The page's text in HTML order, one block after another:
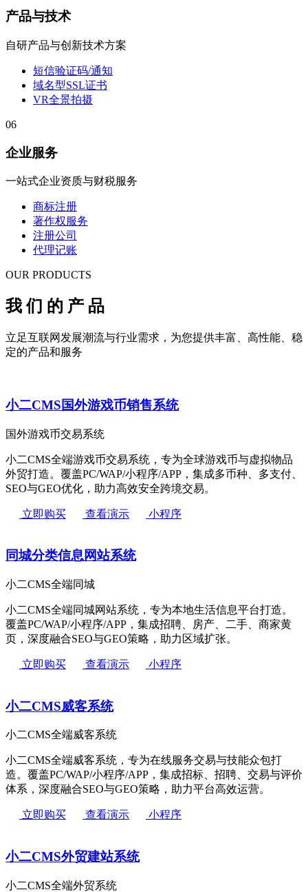
产品与技术
自研产品与创新技术方案
短信验证码/通知
域名型SSL证书
VR全景拍摄
06
企业服务
一站式企业资质与财税服务
商标注册
著作权服务
注册公司
代理记账
OUR PRODUCTS
我 们 的 产 品
立足互联网发展潮流与行业需求，为您提供丰富、高性能、稳
定的产品和服务
小二CMS国外游戏币销售系统
国外游戏币交易系统
小二CMS全端游戏币交易系统，专为全球游戏币与虚拟物品
外贸打造。覆盖PC/WAP/小程序/APP，集成多币种、多支付、
SEO与GEO优化，助力高效安全跨境交易。
立即购买 查看演示 小程序
同城分类信息网站系统
小二CMS全端同城
小二CMS全端同城网站系统，专为本地生活信息平台打造。
覆盖PC/WAP/小程序/APP，集成招聘、房产、二手、商家黄
页，深度融合SEO与GEO策略，助力区域扩张。
立即购买 查看演示 小程序
小二CMS威客系统
小二CMS全端威客系统
小二CMS全端威客系统，专为在线服务交易与技能众包打
造。覆盖PC/WAP/小程序/APP，集成招标、招聘、交易与评价
体系，深度融合SEO与GEO策略，助力平台高效运营。
立即购买 查看演示 小程序
小二CMS外贸建站系统
小二CMS全端外贸系统